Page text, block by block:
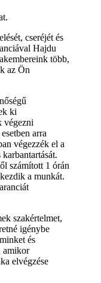
cseréjét és
Hajdu
több,
az Ön
ki
végezni
arra
végezzék el a
számított 1 órán
a munkát.
szakértelmet,
igénybe
és
amikor
elvégzése